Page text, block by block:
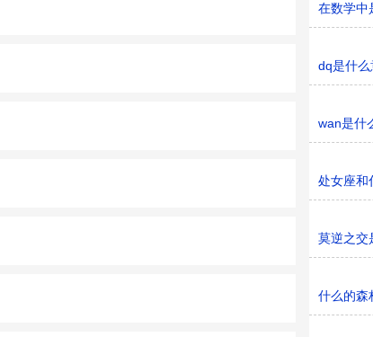
在数学中
dq是什么
wan是什
处女座和
莫逆之交
什么的森